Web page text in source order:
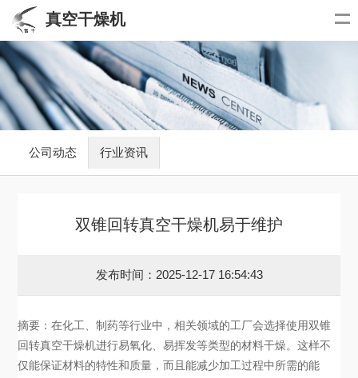
真空干燥机
公司动态 行业资讯
双锥回转真空干燥机易于维护
发布时间：2025-12-17 16:54:43
摘要：在化工、制药等行业中，相关领域的工厂会选择使用双锥
回转真空干燥机进行易氧化、易挥发等类型的材料干燥。这样不
仅能保证材料的特性和质量，而且能减少加工过程中所需的能